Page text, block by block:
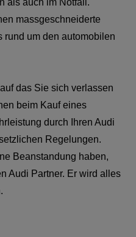
als auch im Notfall.
massgeschneiderte
rund um den automobilen
das Sie sich verlassen
beim Kauf eines
durch Ihren Audi
Regelungen.
Beanstandung haben,
Audi Partner. Er wird alles